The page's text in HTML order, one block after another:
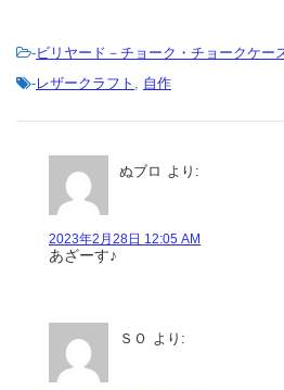
-ビリヤード－チョーク・チョークケー
-レザークラフト , 自作
ぬブロ より:
2023年2月28日 12:05 AM
あざーす♪
ＳＯ より: